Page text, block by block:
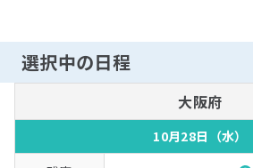
選択中の日程
大阪府
10月28日（水）